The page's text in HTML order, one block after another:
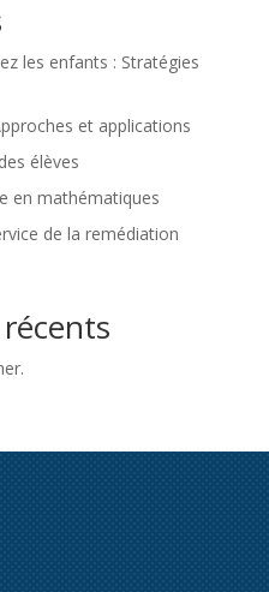
les enfants : Stratégies
et applications
élèves
en mathématiques
de la remédiation